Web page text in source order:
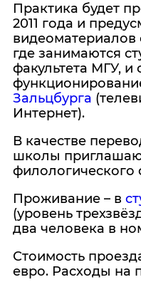
Практика будет
2011 года и
где занимаются
факультета МГУ,
Зальцбурга
Интернет).
В качестве
школы
филологического
Проживание – в
(уровень
два человека в
Стоимость
евро. Расходы на